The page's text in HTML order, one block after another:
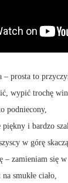
– prosta to
wypić trochę
podniecony,
piękny i bardzo
w górę
– zamieniam się w
smukłe ciało,